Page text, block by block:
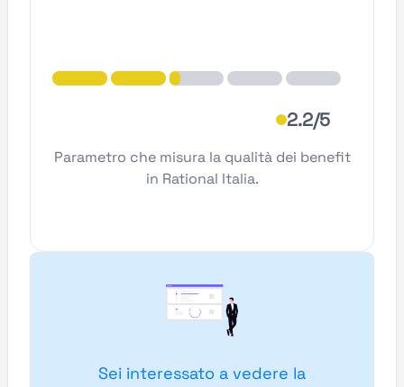
2.2/5
Parametro che misura la qualità dei benefit
in Rational Italia.
Sei interessato a vedere la